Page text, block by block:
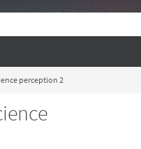
perception 2